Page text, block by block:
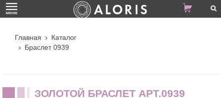
Главная
Каталог
Браслет 0939
ЗОЛОТОЙ БРАСЛЕТ АРТ.0939